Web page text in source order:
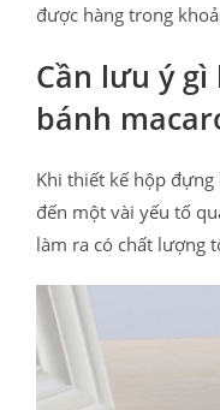
được hàng trong
Cần lưu ý
bánh
Khi thiết kế hộp
đến một vài yếu tố
làm ra có chất lượng